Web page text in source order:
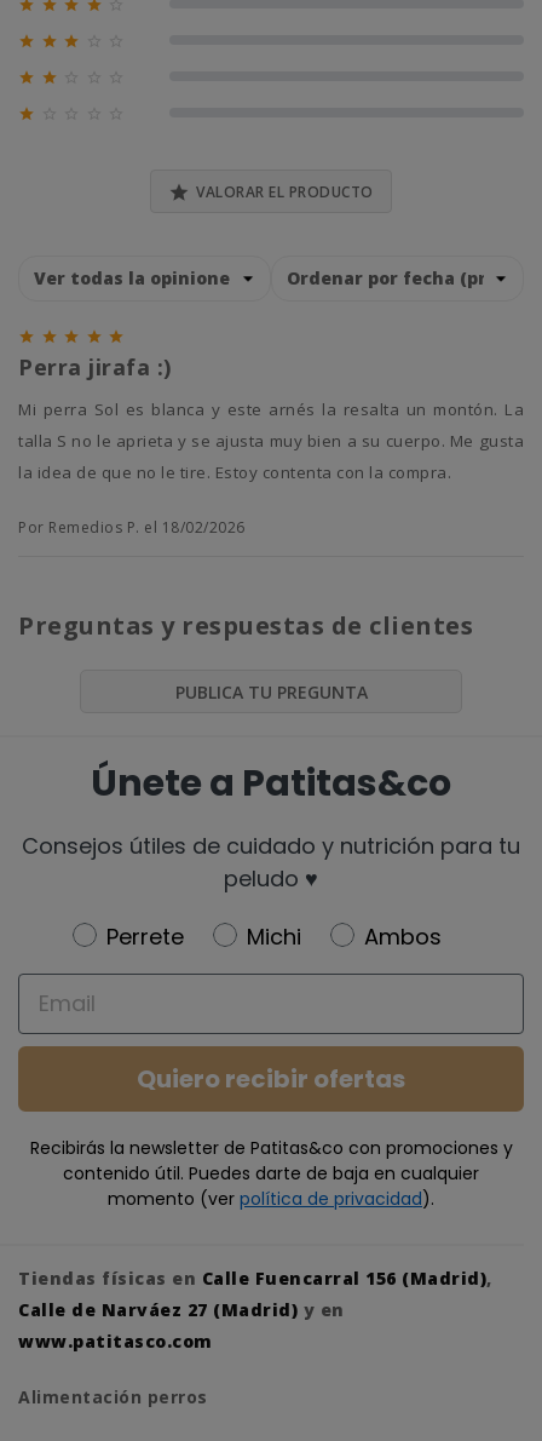
   
  
 

 VALORAR EL PRODUCTO
    
Perra jirafa :)
Mi perra Sol es blanca y este arnés la resalta un montón. La
talla S no le aprieta y se ajusta muy bien a su cuerpo. Me gusta
la idea de que no le tire. Estoy contenta con la compra.
Por Remedios P. el 18/02/2026
Preguntas y respuestas de clientes
PUBLICA TU PREGUNTA
Únete a Patitas&co
Consejos útiles de cuidado y nutrición para tu
peludo ♥️
Newsletter
Perrete Michi
Ambos
Email
Quiero recibir ofertas
Recibirás la newsletter de Patitas&co con promociones y
contenido útil. Puedes darte de baja en cualquier
momento (ver política de privacidad).
Tiendas físicas en Calle Fuencarral 156 (Madrid),
Calle de Narváez 27 (Madrid) y en
www.patitasco.com
Alimentación perros